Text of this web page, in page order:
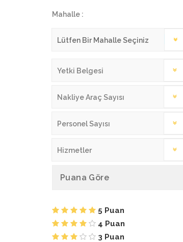
Mahalle :
Yetki Belgesi
Nakliye Araç Sayısı
Personel Sayısı
Hizmetler
Puana Göre
5 Puan
4 Puan
3 Puan